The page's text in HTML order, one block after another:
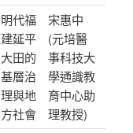
明代福
建延平
大田的
基層治
理與地
方社會
宋惠中
(元培醫
事科技大
學通識教
育中心助
理教授)